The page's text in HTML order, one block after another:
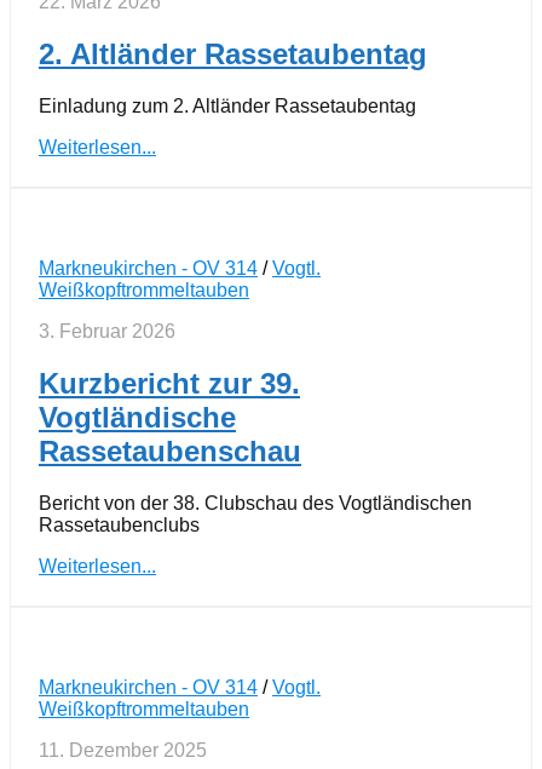
2. Altländer Rassetaubentag
Einladung zum 2. Altländer Rassetaubentag
Weiterlesen...
Markneukirchen - OV 314 /Vogtl.
Weißkopftrommeltauben
3. Februar 2026
Kurzbericht zur 39.
Vogtländische
Rassetaubenschau
Bericht von der 38. Clubschau des Vogtländischen
Rassetaubenclubs
Weiterlesen...
Markneukirchen - OV 314 /Vogtl.
Weißkopftrommeltauben
11. Dezember 2025